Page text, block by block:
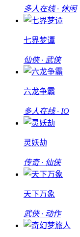
多人在线 · 休闲
七界梦谭
仙侠 · 武侠
六龙争霸
多人在线 · IO
灵妖劫
传奇 · 仙侠
天下万象
武侠 · 动作